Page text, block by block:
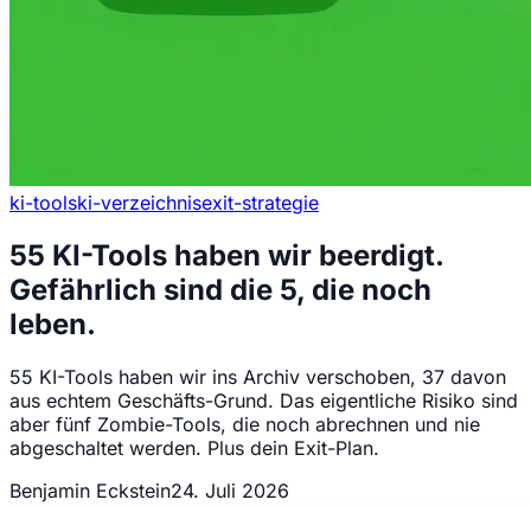
ki-toolski-verzeichnisexit-strategie
55 KI-Tools haben wir beerdigt.
Gefährlich sind die 5, die noch
leben.
55 KI-Tools haben wir ins Archiv verschoben, 37 davon
aus echtem Geschäfts-Grund. Das eigentliche Risiko sind
aber fünf Zombie-Tools, die noch abrechnen und nie
abgeschaltet werden. Plus dein Exit-Plan.
Benjamin Eckstein24. Juli 2026